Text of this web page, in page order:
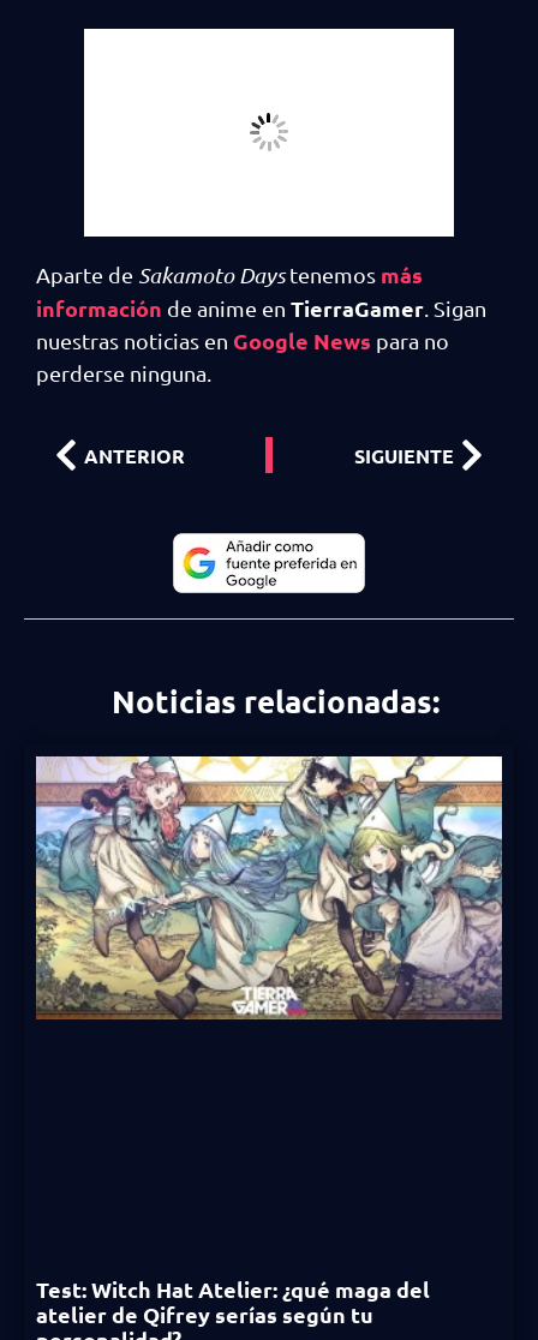
Aparte de Sakamoto Daystenemos más
información de anime en TierraGamer. Sigan
nuestras noticias en Google News para no
perderse ninguna.
ANTERIOR SIGUIENTE
Noticias relacionadas:
Test: Witch Hat Atelier: ¿qué maga del
atelier de Qifrey serías según tu